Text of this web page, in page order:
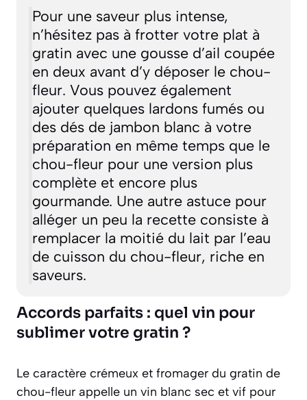
Pour une saveur plus intense,
n’hésitez pas à frotter votre plat à
gratin avec une gousse d’ail coupée
en deux avant d’y déposer le chou-
fleur. Vous pouvez également
ajouter quelques lardons fumés ou
des dés de jambon blanc à votre
préparation en même temps que le
chou-fleur pour une version plus
complète et encore plus
gourmande. Une autre astuce pour
alléger un peu la recette consiste à
remplacer la moitié du lait par l’eau
de cuisson du chou-fleur, riche en
saveurs.
Accords parfaits : quel vin pour
sublimer votre gratin ?
Le caractère crémeux et fromager du gratin de
chou-fleur appelle un vin blanc sec et vif pour